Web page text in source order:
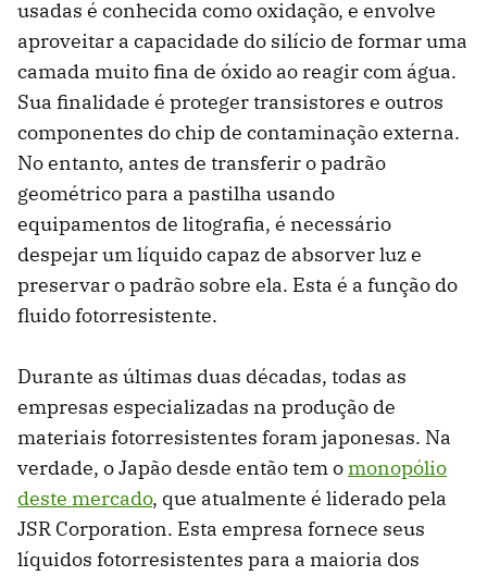
usadas é conhecida como oxidação, e envolve
aproveitar a capacidade do silício de formar uma
camada muito fina de óxido ao reagir com água.
Sua finalidade é proteger transistores e outros
componentes do chip de contaminação externa.
No entanto, antes de transferir o padrão
geométrico para a pastilha usando
equipamentos de litografia, é necessário
despejar um líquido capaz de absorver luz e
preservar o padrão sobre ela. Esta é a função do
fluido fotorresistente.
Durante as últimas duas décadas, todas as
empresas especializadas na produção de
materiais fotorresistentes foram japonesas. Na
verdade, o Japão desde então tem omonopólio
deste mercado, que atualmente é liderado pela
JSR Corporation. Esta empresa fornece seus
líquidos fotorresistentes para a maioria dos